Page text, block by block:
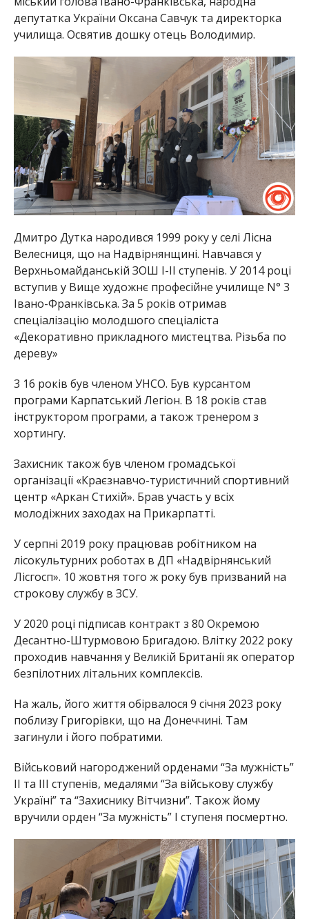
депутатка України Оксана Савчук та директорка
училища. Освятив дошку отець Володимир.
Дмитро Дутка народився 1999 року у селі Лісна
Велесниця, що на Надвірнянщині. Навчався у
Верхньомайданській ЗОШ I-II ступенів. У 2014 році
вступив у Вище художнє професійне училище N° 3
Івано-Франківська. За 5 років отримав
спеціалізацію молодшого спеціаліста
«Декоративно прикладного мистецтва. Різьба по
дереву»
3 16 років був членом УНСО. Був курсантом
програми Карпатський Легіон. В 18 років став
інструктором програми, а також тренером з
хортингу.
Захисник також був членом громадської
організації «Краєзнавчо-туристичний спортивний
центр «Аркан Стихій». Брав участь у всіх
молодіжних заходах на Прикарпатті.
У серпні 2019 року працював робітником на
лісокультурних роботах в ДП «Надвірнянський
Лісгосп». 10 жовтня того ж року був призваний на
строкову службу в ЗСУ.
У 2020 році підписав контракт з 80 Окремою
Десантно-Штурмовою Бригадою. Влітку 2022 року
проходив навчання у Великій Британії як оператор
безпілотних літальних комплексів.
На жаль, його життя обірвалося 9 січня 2023 року
поблизу Григорівки, що на Донеччині. Там
загинули і його побратими.
Військовий нагороджений орденами “За мужність”
II та III ступенів, медалями “За військову службу
Україні” та “Захиснику Вітчизни”. Також йому
вручили орден “За мужність” I ступеня посмертно.